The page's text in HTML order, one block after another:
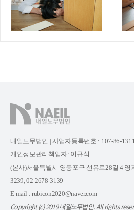
내일노무법인 | 사업자등록번호 : 107-86-
개인정보관리책임자: 이규식
(본사)서울특별시 영등포구 선유로28길 4 영
3239, 02-2678-3139
E-mail : rubicon2020@naver.com
Copyright (c) 2019 내일노무법인. All rights